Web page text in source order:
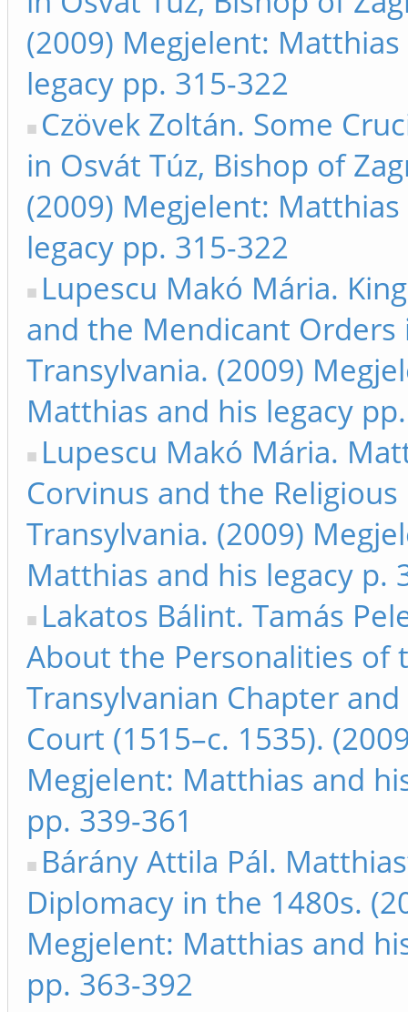
(2009) Megjelent:
legacy pp. 315-322
Czövek Zoltán. Some
in Osvát Túz, Bishop of
(2009) Megjelent:
legacy pp. 315-322
Lupescu Makó Mária.
and the Mendicant Orders
Transylvania. (2009)
Matthias and his legacy
Lupescu Makó Mária.
Corvinus and the
Transylvania. (2009)
Matthias and his legacy p.
Lakatos Bálint. Tamás
About the Personalities of
Transylvanian Chapter and
Court (1515–c. 1535).
Megjelent: Matthias and
pp. 339-361
Bárány Attila Pál.
Diplomacy in the 1480s.
Megjelent: Matthias and
pp. 363-392